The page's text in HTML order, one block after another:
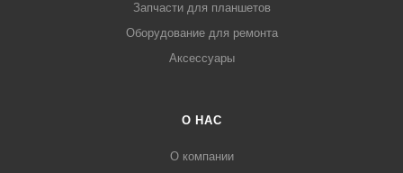
Запчасти для планшетов
Оборудование для ремонта
Аксессуары
О НАС
О компании